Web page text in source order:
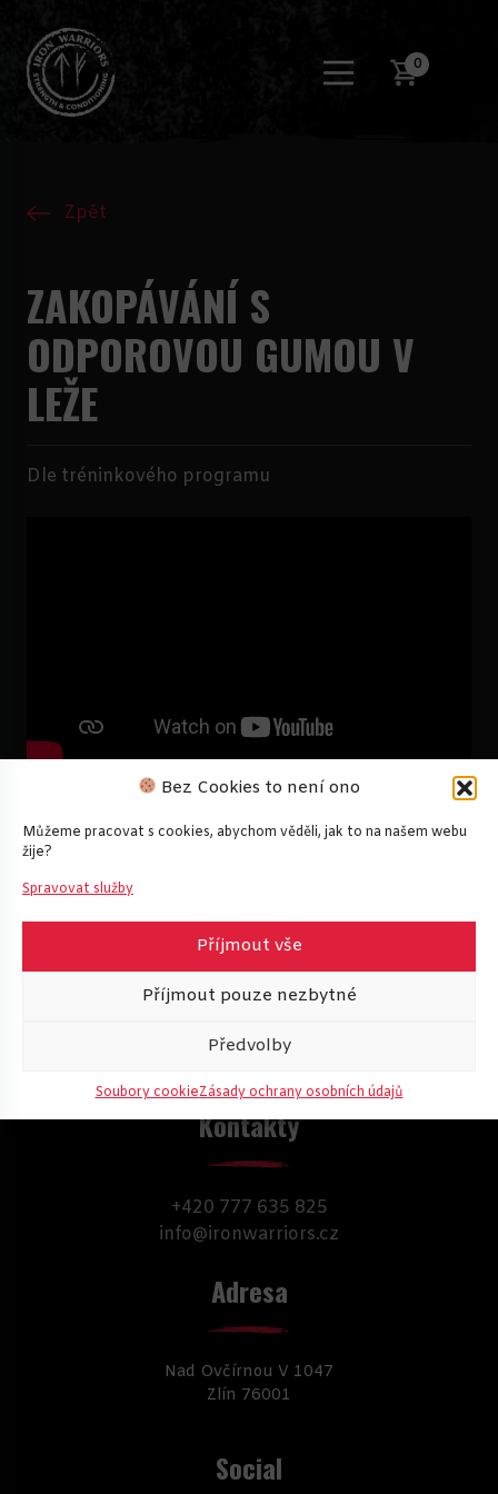
Bez Cookies to není ono
Můžeme pracovat s cookies, abychom věděli, jak to na našem webu
žije?
Spravovat služby
Příjmout vše
Příjmout pouze nezbytné
Předvolby
Soubory cookieZásady ochrany osobních údajů
0
Zpět
ZAKOPÁVÁNÍ S
ODPOROVOU GUMOU V
LEŽE
Dle tréninkového programu
Kontakty
+420 777 635 825
info@ironwarriors.cz
Adresa
Nad Ovčírnou V 1047
Zlín 76001
Social